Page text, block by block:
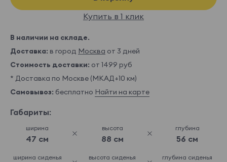
Купить в 1 клик
В наличии на складе.
Доставка: в город Москва от 3 дней
Стоимость доставки: от 1499 руб
* Доставка по Москве (МКАД+10 км)
Самовывоз: бесплатно Найти на карте
Габариты:
ширина
47 см
высота
88 см
глубина
56 см
ширина сиденья высота сиденья глубина сиденья